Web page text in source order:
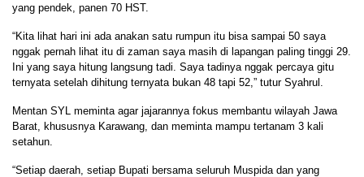
yang pendek, panen 70 HST.
“Kita lihat hari ini ada anakan satu rumpun itu bisa sampai 50 saya
nggak pernah lihat itu di zaman saya masih di lapangan paling tinggi 29.
Ini yang saya hitung langsung tadi. Saya tadinya nggak percaya gitu
ternyata setelah dihitung ternyata bukan 48 tapi 52,” tutur Syahrul.
Mentan SYL meminta agar jajarannya fokus membantu wilayah Jawa
Barat, khususnya Karawang, dan meminta mampu tertanam 3 kali
setahun.
“Setiap daerah, setiap Bupati bersama seluruh Muspida dan yang